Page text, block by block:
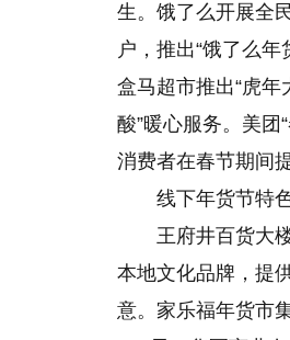
生。饿了么开展全
户，推出“饿了么
盒马超市推出“虎
酸”暖心服务。美团
消费者在春节期间
线下年货节特
王府井百货大
本地文化品牌，提
意。家乐福年货市